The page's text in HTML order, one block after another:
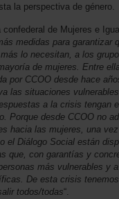
la perspectiva de género.
de Mujeres e
medidas para garantizar
lo necesitan, a los
de mujeres. Entre
por CCOO desde hace
las situaciones
a la crisis tengan
Porque desde CCOO no
hacia las mujeres, una
el Diálogo Social están
que, con garantías y
más vulnerables y
De esta crisis
todos/todas“.